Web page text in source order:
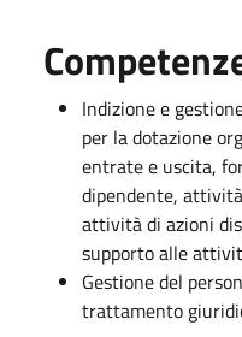
Indizione e
per la dotazione
entrate e uscita,
dipendente,
attività di azioni
supporto alle
Gestione del
trattamento